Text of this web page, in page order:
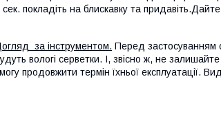
сек. покладіть на блискавку та
за інструментом. Перед застосуванням
вологі серветки. І, звісно ж, не
продовжити термін їхньої експлуатації.